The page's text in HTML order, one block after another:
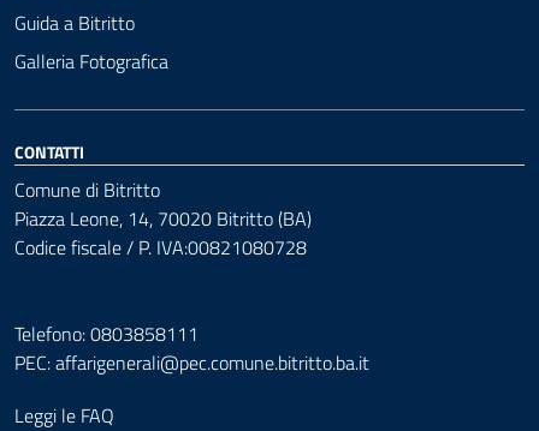
Guida a Bitritto
Galleria Fotografica
CONTATTI
Comune di Bitritto
Piazza Leone, 14, 70020 Bitritto (BA)
Codice fiscale / P. IVA:00821080728
Telefono: 0803858111
PEC:affarigenerali@pec.comune.bitritto.ba.it
Leggi le FAQ